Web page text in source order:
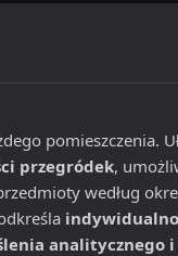
pomieszczenia.
przegródek,
według
analitycznego